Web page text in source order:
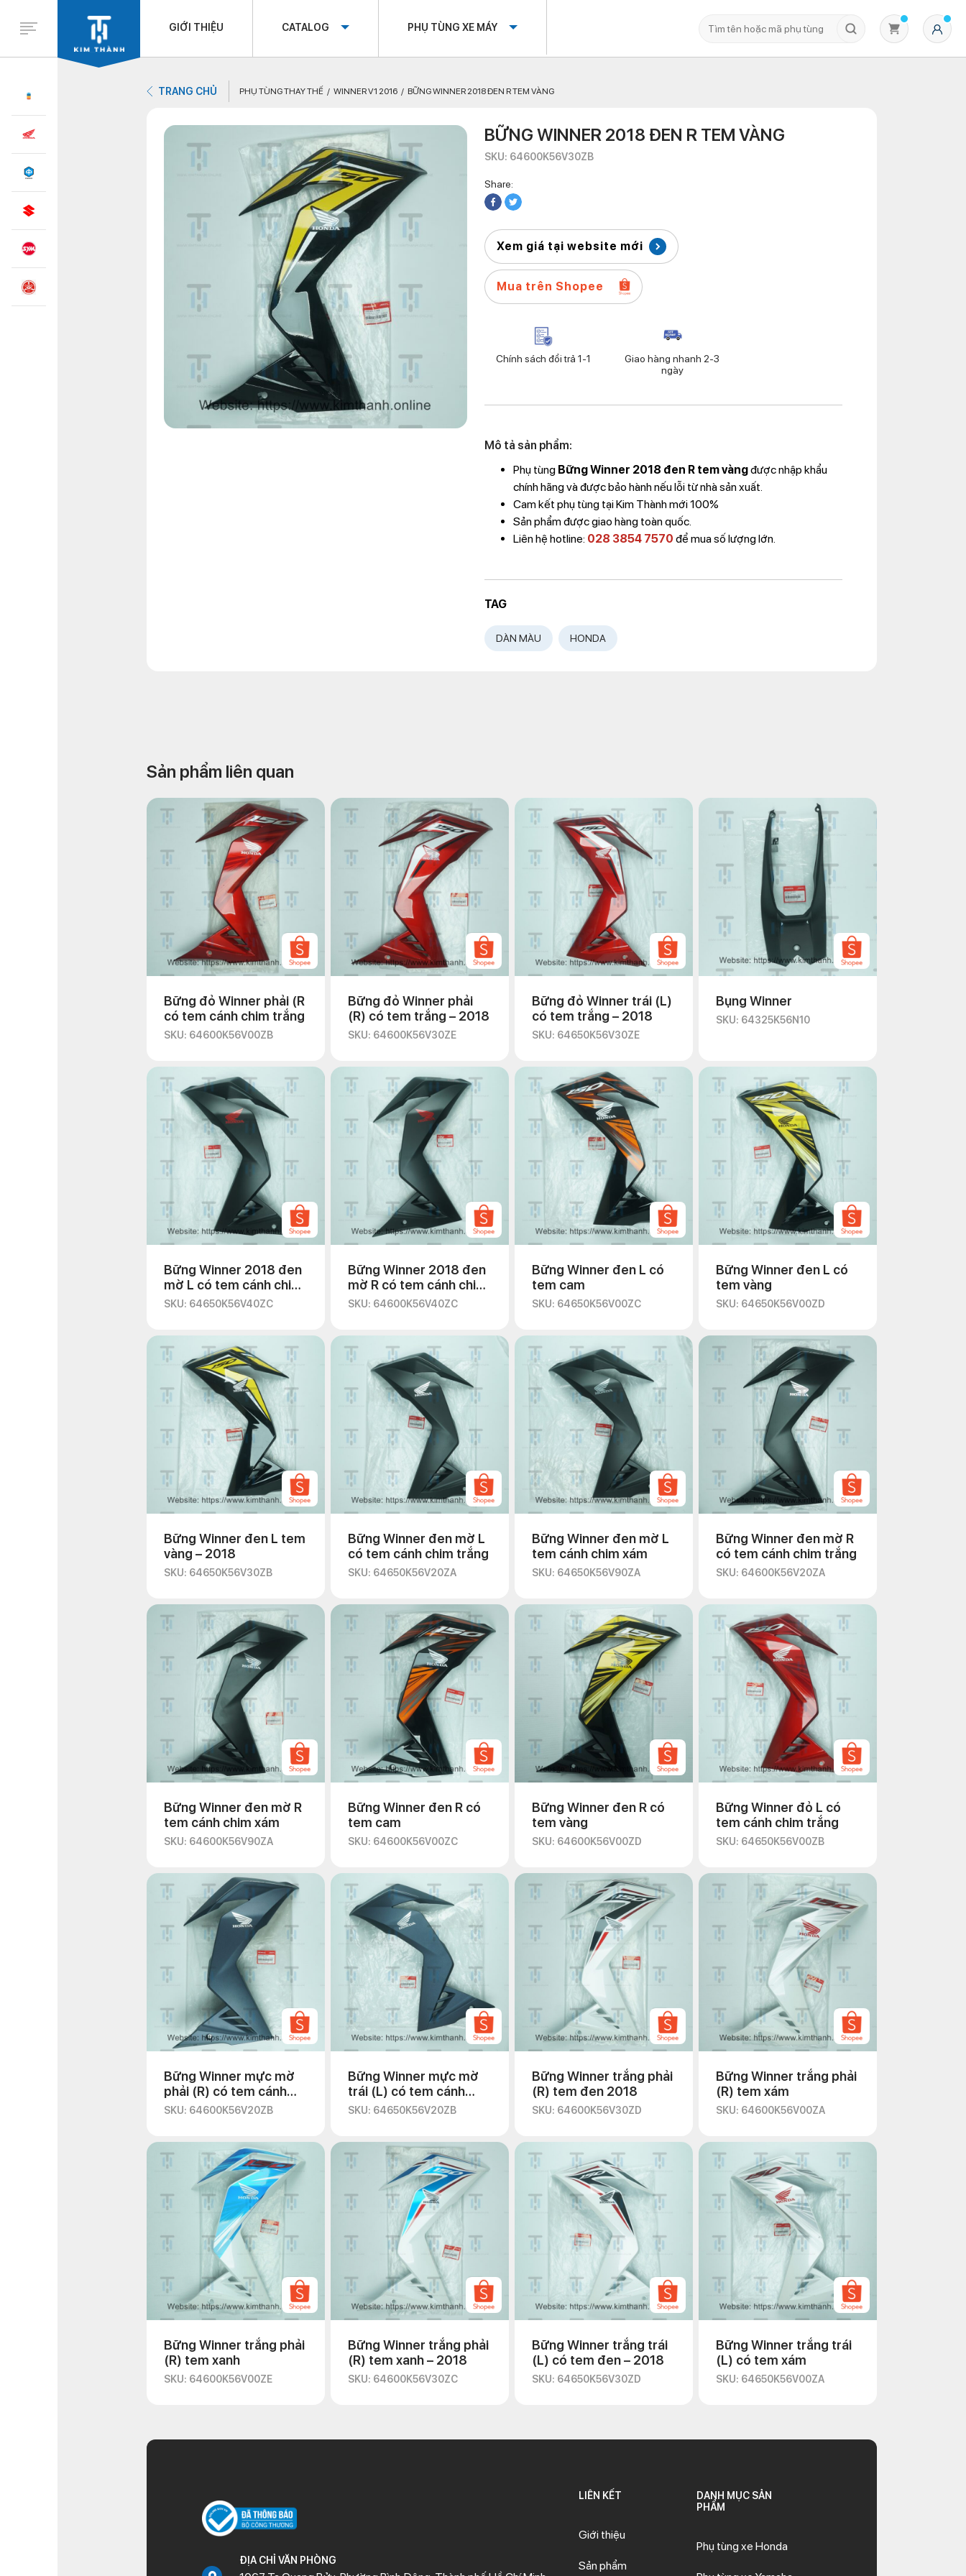
GIỚI THIỆU CATALOG PHỤ TÙNG XE MÁY
TRANG CHỦ PHỤ TÙNG THAY THẾ WINNER V1 2016 BỮNG WINNER 2018 ĐEN R TEM VÀNG
BỮNG WINNER 2018 ĐEN R TEM VÀNG
SKU: 64600K56V30ZB
Share:
Xem giá tại website mới
Mua trên Shopee
Chính sách đổi trả 1-1
Giao hàng nhanh 2-3
ngày
Mô tả sản phẩm:
Phụ tùng Bững Winner 2018 đen R tem vàngđược nhập khẩu
chính hãng và được bảo hành nếu lỗi từ nhà sản xuất.
Cam kết phụ tùng tại Kim Thành mới 100%
Sản phẩm được giao hàng toàn quốc.
Liên hệ hotline: 028 3854 7570 để mua số lượng lớn.
TAG
DÀN MÀU HONDA
Sản phẩm liên quan
Bững đỏ Winner phải (R
có tem cánh chim trắng
SKU: 64600K56V00ZB
Bững đỏ Winner phải
(R) có tem trắng – 2018
SKU: 64600K56V30ZE
Bững đỏ Winner trái (L)
có tem trắng – 2018
SKU: 64650K56V30ZE
Bụng Winner
SKU: 64325K56N10
Bững Winner 2018 đen
mờ L có tem cánh chim
đỏ
SKU: 64650K56V40ZC
Bững Winner 2018 đen
mờ R có tem cánh chim
đỏ
SKU: 64600K56V40ZC
Bững Winner đen L có
tem cam
SKU: 64650K56V00ZC
Bững Winner đen L có
tem vàng
SKU: 64650K56V00ZD
Bững Winner đen L tem
vàng – 2018
SKU: 64650K56V30ZB
Bững Winner đen mờ L
có tem cánh chim trắng
SKU: 64650K56V20ZA
Bững Winner đen mờ L
tem cánh chim xám
SKU: 64650K56V90ZA
Bững Winner đen mờ R
có tem cánh chim trắng
SKU: 64600K56V20ZA
Bững Winner đen mờ R
tem cánh chim xám
SKU: 64600K56V90ZA
Bững Winner đen R có
tem cam
SKU: 64600K56V00ZC
Bững Winner đen R có
tem vàng
SKU: 64600K56V00ZD
Bững Winner đỏ L có
tem cánh chim trắng
SKU: 64650K56V00ZB
Bững Winner mực mờ
phải (R) có tem cánh
chim trắng
SKU: 64600K56V20ZB
Bững Winner mực mờ
trái (L) có tem cánh
chim trắng
SKU: 64650K56V20ZB
Bững Winner trắng phải
(R) tem đen 2018
SKU: 64600K56V30ZD
Bững Winner trắng phải
(R) tem xám
SKU: 64600K56V00ZA
Bững Winner trắng phải
(R) tem xanh
SKU: 64600K56V00ZE
Bững Winner trắng phải
(R) tem xanh – 2018
SKU: 64600K56V30ZC
Bững Winner trắng trái
(L) có tem đen – 2018
SKU: 64650K56V30ZD
Bững Winner trắng trái
(L) có tem xám
SKU: 64650K56V00ZA
ĐỊA CHỈ VĂN PHÒNG
LIÊN KẾT
Giới thiệu
Sản phẩm
DANH MỤC SẢN
PHẨM
Phụ tùng xe Honda